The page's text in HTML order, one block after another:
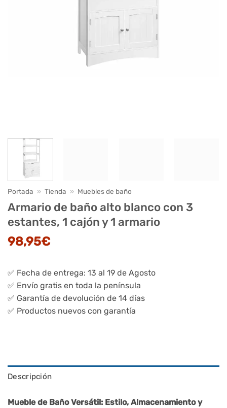
Portada » Tienda » Muebles de baño
Armario de baño alto blanco con 3
estantes, 1 cajón y 1 armario
98,95€
✅ Fecha de entrega: 13 al 19 de Agosto
✅ Envío gratis en toda la península
✅ Garantía de devolución de 14 días
✅ Productos nuevos con garantía
Descripción
Mueble de Baño Versátil: Estilo, Almacenamiento y